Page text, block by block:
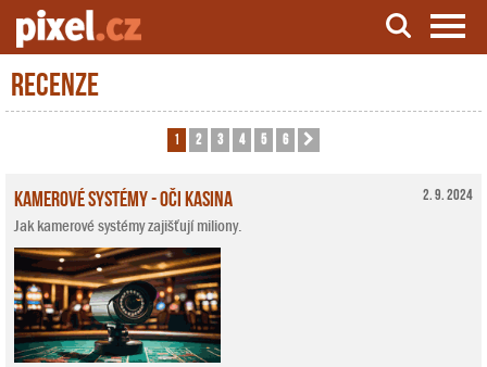
Server o natáčení a zpracování videa
Recenze
1 2 3 4 5 6
2. 9. 2024
Kamerové systémy - oči kasina
Jak kamerové systémy zajišťují miliony.